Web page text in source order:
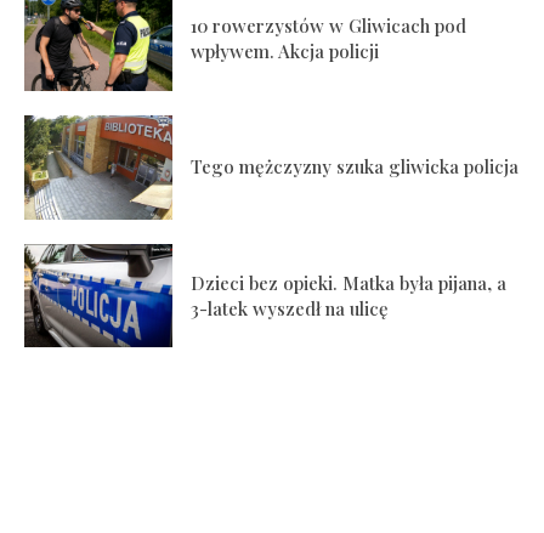
10 rowerzystów w Gliwicach pod
wpływem. Akcja policji
Tego mężczyzny szuka gliwicka policja
Dzieci bez opieki. Matka była pijana, a
3-latek wyszedł na ulicę